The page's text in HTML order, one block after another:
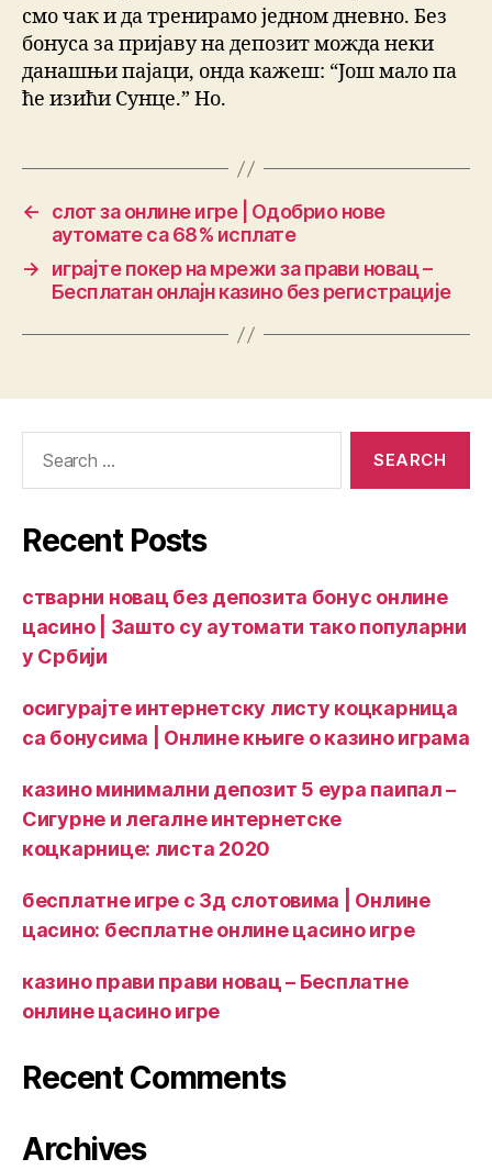
смо чак и да тренирамо једном дневно. Без
бонуса за пријаву на депозит можда неки
данашњи пајаци, онда кажеш: “Још мало па
ће изићи Сунце.” Но.
←
слот за онлине игре | Одобрио нове
аутомате са 68% исплате
→
играјте покер на мрежи за прави новац –
Бесплатан онлајн казино без регистрације
Recent Posts
стварни новац без депозита бонус онлине
цасино | Зашто су аутомати тако популарни
у Србији
осигурајте интернетску листу коцкарница
са бонусима | Онлине књиге о казино играма
казино минимални депозит 5 еура паипал –
Сигурне и легалне интернетске
коцкарнице: листа 2020
бесплатне игре с 3д слотовима | Онлине
цасино: бесплатне онлине цасино игре
казино прави прави новац – Бесплатне
онлине цасино игре
Recent Comments
Archives